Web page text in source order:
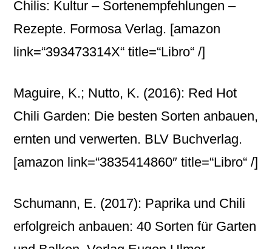
Chilis: Kultur – Sortenempfehlungen –
Rezepte. Formosa Verlag. [amazon
link=“393473314X“ title=“Libro“ /]
Maguire, K.; Nutto, K. (2016): Red Hot
Chili Garden: Die besten Sorten anbauen,
ernten und verwerten. BLV Buchverlag.
[amazon link=“3835414860″ title=“Libro“ /]
Schumann, E. (2017): Paprika und Chili
erfolgreich anbauen: 40 Sorten für Garten